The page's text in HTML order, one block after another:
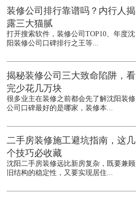
装修公司排行靠谱吗？内行人揭
露三大猫腻
打开搜索软件，装修公司TOP10、年度沈
阳装修公司口碑排行之王等...
揭秘装修公司三大致命陷阱，看
完少花几万块
很多业主在装修之前都会先了解沈阳装修
公司口碑最好的是哪家，装修本...
二手房装修施工避坑指南，这几
个技巧必收藏
沈阳二手房装修远比新房复杂，既要兼顾
旧结构的稳定性，又要实现居住...